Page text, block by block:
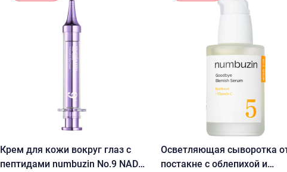
Крем для кожи вокруг глаз с
пептидами numbuzin No.9 NAD+
Осветляющая сыворотка
постакне с облепихой и